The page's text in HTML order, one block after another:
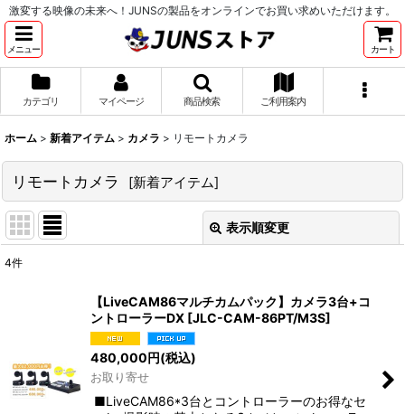
激変する映像の未来へ！JUNSの製品をオンラインでお買い求めいただけます。
メニュー カート
カテゴリ マイページ 商品検索 ご利用案内
ホーム > 新着アイテム > カメラ > リモートカメラ
リモートカメラ [新着アイテム]
表示順変更
4件
【LiveCAM86マルチカムパック】カメラ3台+コ
ントローラーDX [JLC-CAM-86PT/M3S]
480,000円(税込)
お取り寄せ
■LiveCAM86*3台とコントローラーのお得なセ